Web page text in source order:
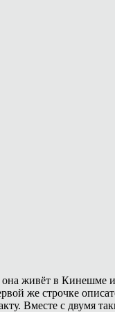
живёт в Кинешме
же строчке
Вместе с двумя